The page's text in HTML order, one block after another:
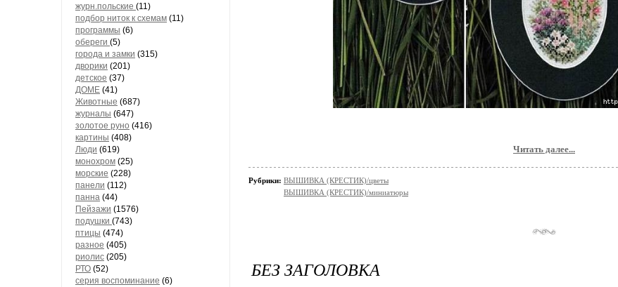
журн.польские (11)
подбор ниток к схемам (11)
программы (6)
обереги (5)
города и замки (315)
дворики (201)
детское (37)
ДОМЕ (41)
Животные (687)
журналы (647)
золотое руно (416)
картины (408)
Люди (619)
монохром (25)
морские (228)
панели (112)
панна (44)
Пейзажи (1576)
подушки (743)
птицы (474)
разное (405)
риолис (205)
РТО (52)
серия воспоминание (6)
Читать далее...
Рубрики: ВЫШИВКА (КРЕСТИК)/цветы
ВЫШИВКА (КРЕСТИК)/миниатюры
БЕЗ ЗАГОЛОВКА